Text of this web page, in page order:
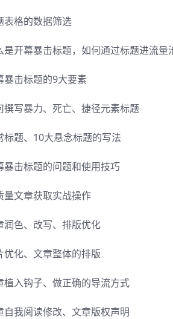
表格的数据筛选
是开幕暴击标题，如何通过标题进流量
暴击标题的9大要素
撰写暴力、死亡、捷径元素标题
标题、10大悬念标题的写法
暴击标题的问题和使用技巧
量文章获取实战操作
润色、改写、排版优化
优化、文章整体的排版
植入钩子、做正确的导流方式
自我阅读修改、文章版权声明